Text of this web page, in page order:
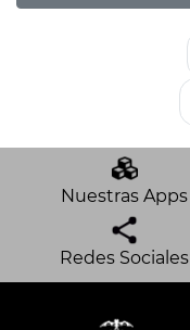
Nuestras Apps
Redes Sociales